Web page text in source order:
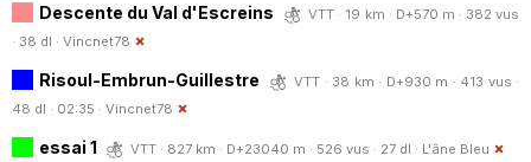
Descente du Val d'Escreins
VTT · 19 km · D+570 m · 382 vus
· 38 dl · Vincnet78
Risoul-Embrun-Guillestre
VTT · 38 km · D+930 m · 413 vus ·
48 dl · 02:35 · Vincnet78
essai 1 VTT · 827 km · D+23040 m · 526 vus · 27 dl · L'âne Bleu